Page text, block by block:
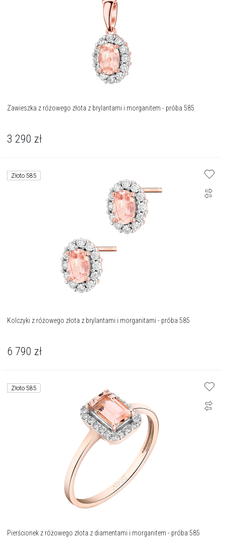
Zawieszka z różowego złota z brylantami i morganitem - próba 585
3 290 zł
Złoto 585
Kolczyki z różowego złota z brylantami i morganitami - próba 585
6 790 zł
Złoto 585
Pierścionek z różowego złota z diamentami i morganitem - próba 585